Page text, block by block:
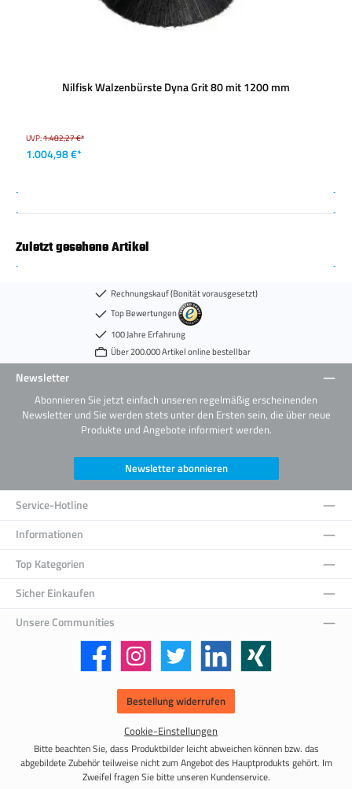
Nilfisk Walzenbürste Dyna Grit 80 mit 1200 mm
UVP:1.482,27 €*
1.004,98 €*
Zuletzt gesehene Artikel
Rechnungskauf (Bonität vorausgesetzt)
Top Bewertungen
100 Jahre Erfahrung
Über 200.000 Artikel online bestellbar
Newsletter
Abonnieren Sie jetzt einfach unseren regelmäßig erscheinenden
Newsletter und Sie werden stets unter den Ersten sein, die über neue
Produkte und Angebote informiert werden.
Newsletter abonnieren
Service-Hotline
Informationen
Top Kategorien
Sicher Einkaufen
Unsere Communities
Facebook Instagram Twitter LinkedIn Xing
Bestellung widerrufen
Cookie-Einstellungen
Bitte beachten Sie, dass Produktbilder leicht abweichen können bzw. das
abgebildete Zubehör teilweise nicht zum Angebot des Hauptprodukts gehört. Im
Zweifel fragen Sie bitte unseren Kundenservice.